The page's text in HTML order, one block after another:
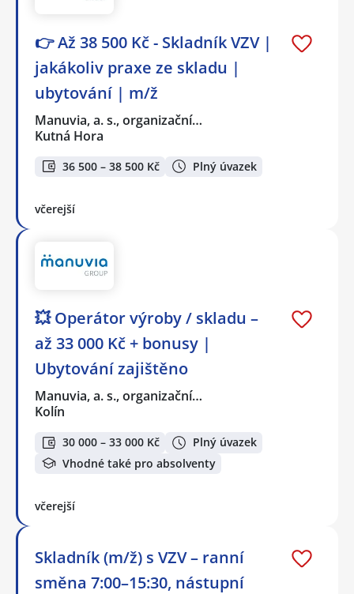
👉 Až 38 500 Kč - Skladník VZV |
jakákoliv praxe ze skladu |
ubytování | m/ž
Manuvia, a. s., organizační…
Kutná Hora
36 500 – 38 500 Kč Plný úvazek
včerejší
💥 Operátor výroby / skladu –
až 33 000 Kč + bonusy |
Ubytování zajištěno
Manuvia, a. s., organizační…
Kolín
30 000 – 33 000 Kč
Plný úvazek
Vhodné také pro absolventy
včerejší
Skladník (m/ž) s VZV – ranní
směna 7:00–15:30, nástupní